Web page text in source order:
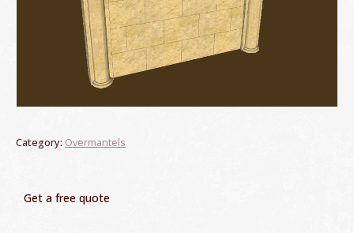
Category: Overmantels
Get a free quote